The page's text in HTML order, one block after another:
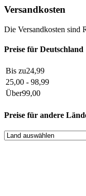
Versandkosten
Die Versandkosten sind
Preise für Deutschland
Bis zu24,99
25,00 - 98,99
Über99,00
Preise für andere